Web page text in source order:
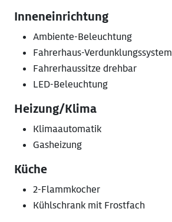
Inneneinrichtung
Ambiente-Beleuchtung
Fahrerhaus-Verdunklungssystem
Fahrerhaussitze drehbar
LED-Beleuchtung
Heizung/Klima
Klimaautomatik
Gasheizung
Küche
2-Flammkocher
Kühlschrank mit Frostfach